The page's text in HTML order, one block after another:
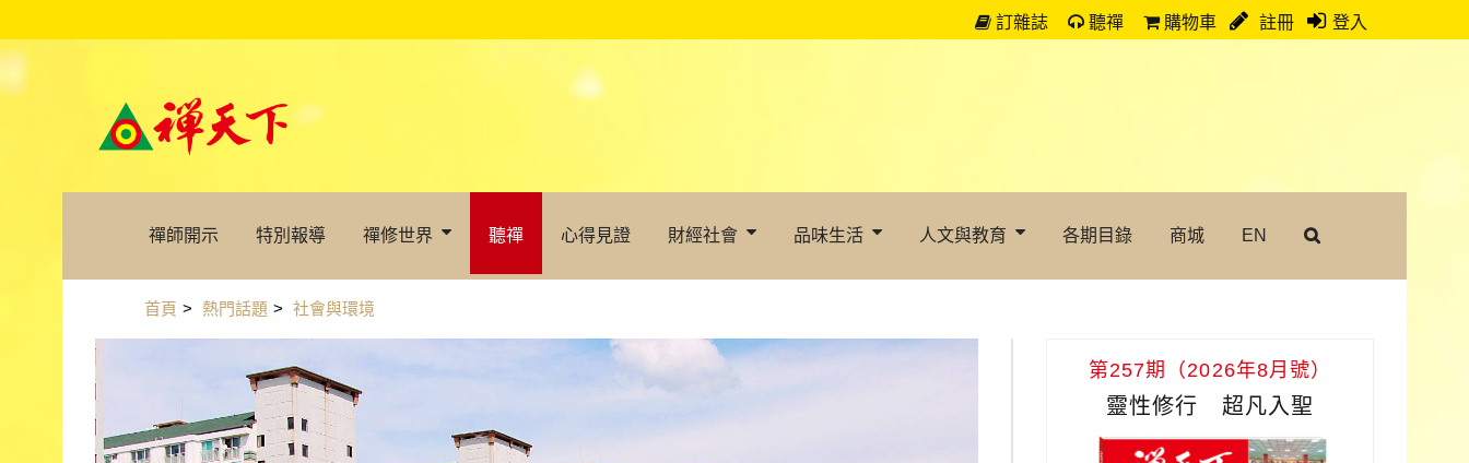
訂雜誌 聽禪 購物車 註冊 登入
禪師開示 特別報導 禪修世界 聽禪 心得見證 財經社會 品味生活 人文與教育 各期目錄 商城 EN
首頁 > 熱門話題 > 社會與環境
第257期（2026年8月號）
靈性修行 超凡入聖